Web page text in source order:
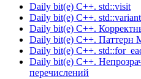
Daily bit(e) C++. std::visit
Daily bit(e) C++.
Daily bit(e) C++.
Daily bit(e) C++. Паттерн
Daily bit(e) C++.
Daily bit(e) C++.
перечислений